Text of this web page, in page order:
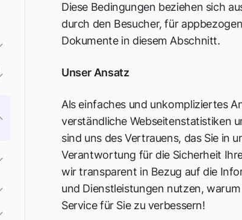
Diese Bedingungen beziehen sich
durch den Besucher, für
Dokumente in diesem Abschnitt.
Unser Ansatz
Als einfaches und unkompliziertes
verständliche Webseitenstatistiken
sind uns des Vertrauens, das Sie in
Verantwortung für die Sicherheit
wir transparent in Bezug auf die
und Dienstleistungen nutzen,
Service für Sie zu verbessern!